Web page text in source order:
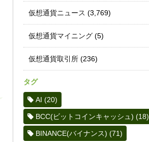
仮想通貨ニュース (3,769)
仮想通貨マイニング (5)
仮想通貨取引所 (236)
タグ
AI (20)
BCC(ビットコインキャッシュ) (18)
BINANCE(バイナンス) (71)